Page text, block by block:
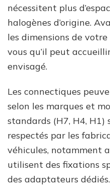
nécessitent plus
halogènes d’origine.
les dimensions de
vous qu’il peut
envisagé.
Les connectiques
selon les marques et
standards (H7, H4,
respectés par les
véhicules, notamment
utilisent des fixations
des adaptateurs dédiés.